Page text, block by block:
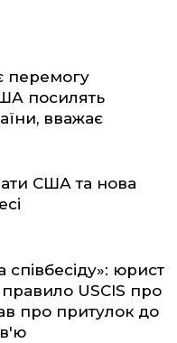
перемогу
посилять
вважає
США та нова
співбесіду»: юрист
USCIS про
про притулок до